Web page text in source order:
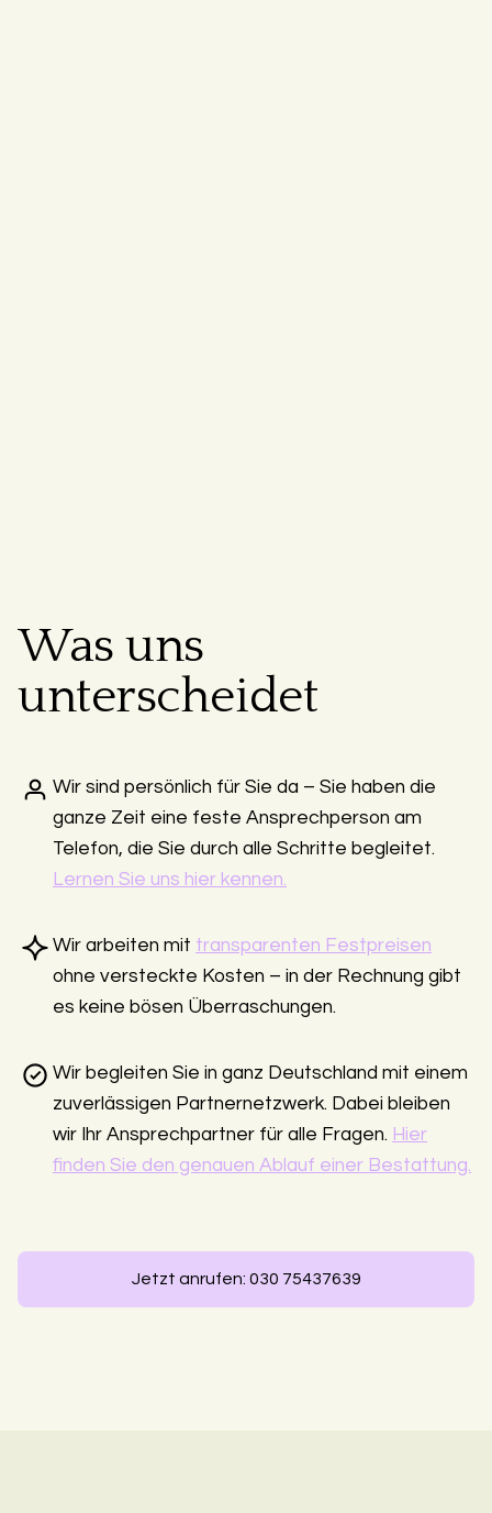
Was uns
unterscheidet
Wir sind persönlich für Sie da – Sie haben die
ganze Zeit eine feste Ansprechperson am
Telefon, die Sie durch alle Schritte begleitet.
Lernen Sie uns hier kennen.
Wir arbeiten mit transparenten Festpreisen
ohne versteckte Kosten – in der Rechnung gibt
es keine bösen Überraschungen.
Wir begleiten Sie in ganz Deutschland mit einem
zuverlässigen Partnernetzwerk. Dabei bleiben
wir Ihr Ansprechpartner für alle Fragen. Hier
finden Sie den genauen Ablauf einer Bestattung.
Jetzt anrufen: 030 75437639